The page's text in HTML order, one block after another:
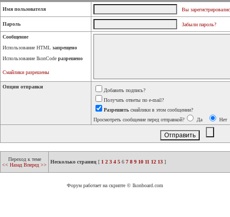
Имя пользователя Вы
Пароль Забыли пароль?
Сообщение
Использование HTML запрещено
Использование IkonCode разрешено
Смайлики разрешены
Опции отправки
Добавить подпись?
Получать ответы по e-mail?
Разрешить смайлики в этом сообщении?
Просмотреть сообщение перед отправкой?
Да Нет
Переход к теме
<< Назад Вперед >>
Несколько страниц [ 1 2 3 4 5 6 7 8 9 10 11 12 13 ]
Форум работает на скрипте © Ikonboard.com